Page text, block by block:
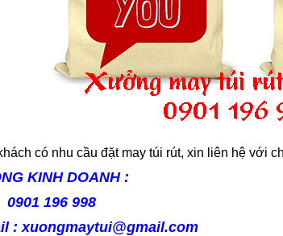
có nhu cầu đặt may túi rút, xin liên hệ với
KINH DOANH :
0901 196 998
:xuongmaytui@gmail.com